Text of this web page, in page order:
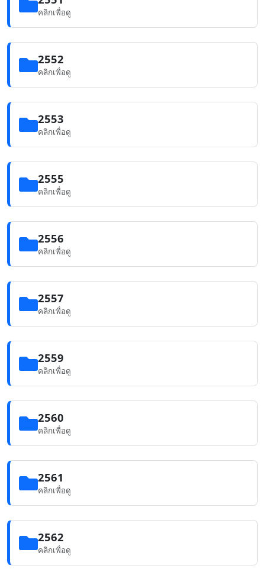
คลิกเพื่อดู
2552
คลิกเพื่อดู
2553
คลิกเพื่อดู
2555
คลิกเพื่อดู
2556
คลิกเพื่อดู
2557
คลิกเพื่อดู
2559
คลิกเพื่อดู
2560
คลิกเพื่อดู
2561
คลิกเพื่อดู
2562
คลิกเพื่อดู